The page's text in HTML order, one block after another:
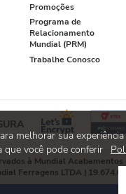
Promoções
Programa de
Relacionamento
Mundial (PRM)
Trabalhe Conosco
à Mundial
Ferragens LTDA |
melhorar sua
você pode conferir